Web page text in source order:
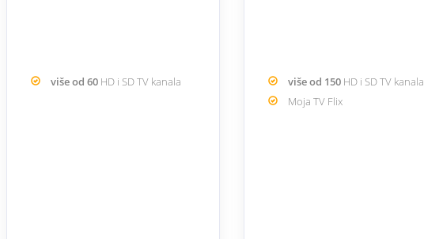
više od 60 HD i SD TV kanala više od 150 HD i SD TV kanala
Moja TV Flix